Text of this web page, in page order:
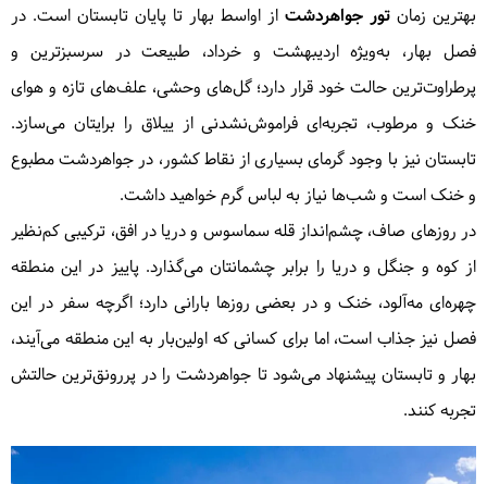
بهترین زمان تور جواهردشت از اواسط بهار تا پایان تابستان است. در
فصل بهار، به‌ویژه اردیبهشت و خرداد، طبیعت در سرسبزترین و
پرطراوت‌ترین حالت خود قرار دارد؛ گل‌های وحشی، علف‌های تازه و هوای
خنک و مرطوب، تجربه‌ای فراموش‌نشدنی از ییلاق را برایتان می‌سازد.
تابستان نیز با وجود گرمای بسیاری از نقاط کشور، در جواهردشت مطبوع
و خنک است و شب‌ها نیاز به لباس گرم خواهید داشت.
در روزهای صاف، چشم‌انداز قله سماسوس و دریا در افق، ترکیبی کم‌نظیر
از کوه و جنگل و دریا را برابر چشمانتان می‌گذارد. پاییز در این منطقه
چهره‌ای مه‌آلود، خنک و در بعضی روزها بارانی دارد؛ اگرچه سفر در این
فصل نیز جذاب است، اما برای کسانی که اولین‌بار به این منطقه می‌آیند،
بهار و تابستان پیشنهاد می‌شود تا جواهردشت را در پررونق‌ترین حالتش
تجربه کنند.